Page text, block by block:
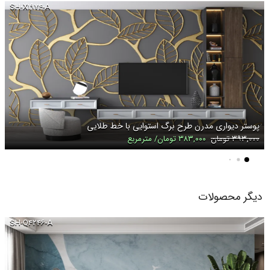
SH-X۱۹۷۴-A
پوستر دیواری مدرن طرح برگ استوایی با خط طلایی
۳۹۳,۰۰۰ تومان ۳۸۳,۰۰۰ تومان/ مترمربع
دیگر محصولات
SH-Q۴۲۴۶-A